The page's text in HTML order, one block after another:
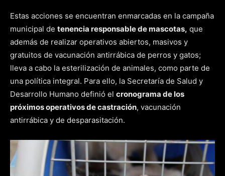
Estas acciones se encuentran enmarcadas en la campaña
municipal de tenencia responsable de mascotas, que
además de realizar operativos abiertos, masivos y
gratuitos de vacunación antirrábica de perros y gatos;
lleva a cabo la esterilización de animales, como parte de
una política integral. Para ello, la Secretaría de Salud y
Desarrollo Humano definió el cronograma de los
próximos operativos de castración, vacunación
antirrábica y de desparasitación.